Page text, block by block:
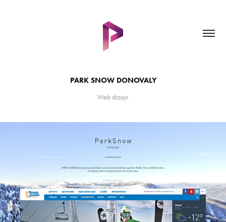
PARK SNOW DONOVALY
Web dizajn